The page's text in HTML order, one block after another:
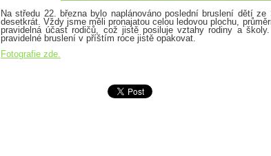
Na středu 22. března bylo naplánováno poslední bruslení dětí
desetkrát. Vždy jsme měli pronajatou celou ledovou plochu,
pravidelná účast rodičů, což jistě posiluje vztahy rodiny a
pravidelné bruslení v příštím roce jistě opakovat.
Fotografie zde.